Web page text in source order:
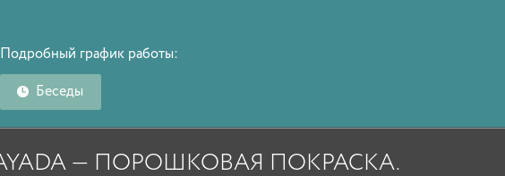
Подробный график работы:
Беседы
— ПОРОШКОВАЯ ПОКРАСКА.